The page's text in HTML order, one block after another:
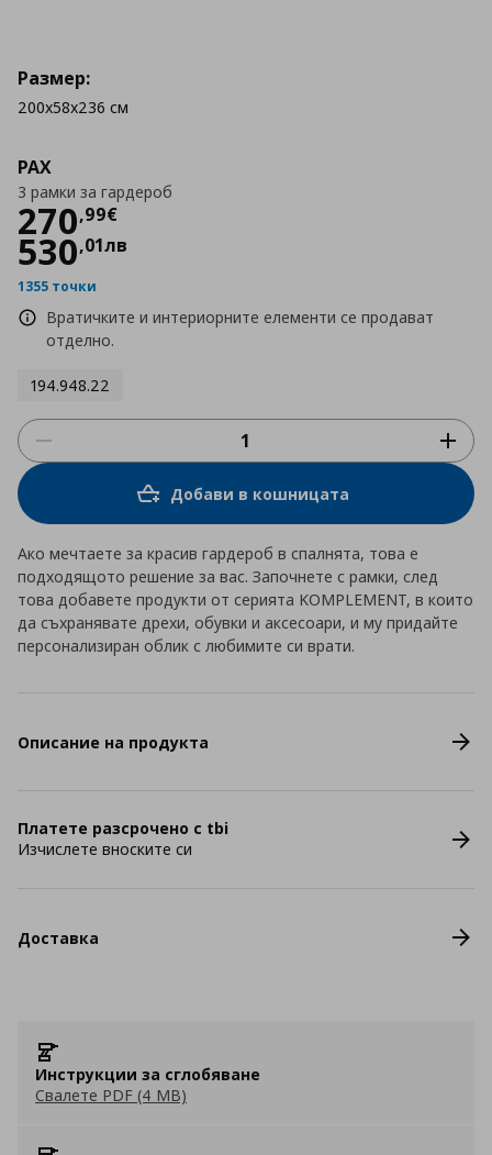
PAX
3 рамки за гардероб
270,99€
Цена270,99 €
530,01лв
1355 точки
Вратичките и интериорните елементи се продават
отделно.
194.948.22
Размер:
200x58x236 см
Добави в кошницата
Ако мечтаете за красив гардероб в спалнята, това е
подходящото решение за вас. Започнете с рамки, след
това добавете продукти от серията KOMPLEMENT, в които
да съхранявате дрехи, обувки и аксесоари, и му придайте
персонализиран облик с любимите си врати.
Описание на продукта
Платете разсрочено с tbi
Изчислете вноските си
Доставка
Инструкции за сглобяване
Свалете PDF (4 MB)